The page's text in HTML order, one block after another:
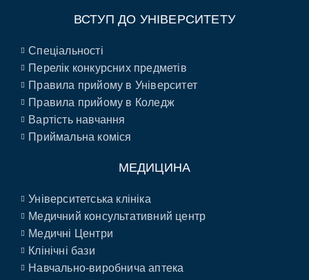
ВСТУП ДО УНІВЕРСИТЕТУ
Спеціальності
Перелік конкурсних предметів
Правила прийому в Університет
Правила прийому в Коледж
Вартість навчання
Приймальна коміся
МЕДИЦИНА
Університетська клініка
Медичний консультативний центр
Медичні Центри
Клінічні бази
Навчально-виробнича аптека